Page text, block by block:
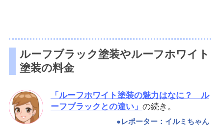
ルーフブラック塗装やルーフホワイト
塗装の料金
「ルーフホワイト塗装の魅力はなに？ ル
ーフブラックとの違い」 の続き。
●レポーター：イルミちゃん